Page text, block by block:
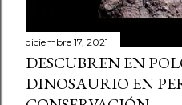
diciembre 17, 2021
DESCUBREN EN
DINOSAURIO EN